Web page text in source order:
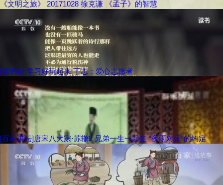
《文明之旅》 20171028 徐克谦 《孟子》的智慧
[读书]让学习好玩起来 丁志：爱心志愿者
[百家讲坛]唐宋八大家·苏辙2 兄弟一生一起走 “夜雨对床”的约定